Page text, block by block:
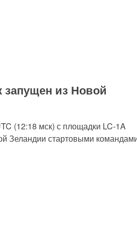
запущен из Новой
(12:18 мск) с площадки LC-1A
Зеландии стартовыми